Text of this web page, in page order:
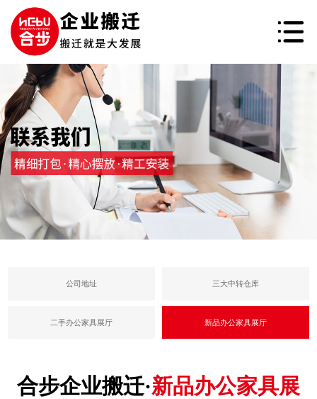
公司地址 三大中转仓库
二手办公家具展厅 新品办公家具展厅
合步企业搬迁·新品办公家具展